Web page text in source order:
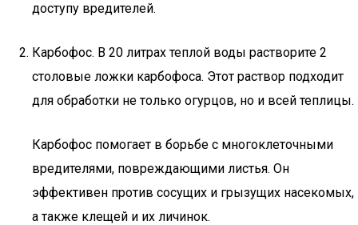
доступу вредителей.
Карбофос. В 20 литрах теплой воды растворите 2
столовые ложки карбофоса. Этот раствор подходит
для обработки не только огурцов, но и всей теплицы.
Карбофос помогает в борьбе с многоклеточными
вредителями, повреждающими листья. Он
эффективен против сосущих и грызущих насекомых,
а также клещей и их личинок.